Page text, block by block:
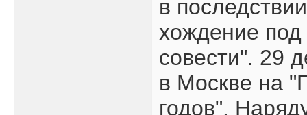
в
хождение
совести". 29
в Москве на
годов".